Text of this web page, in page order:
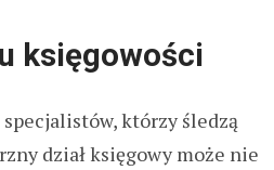
księgowości
którzy śledzą
dział księgowy może nie